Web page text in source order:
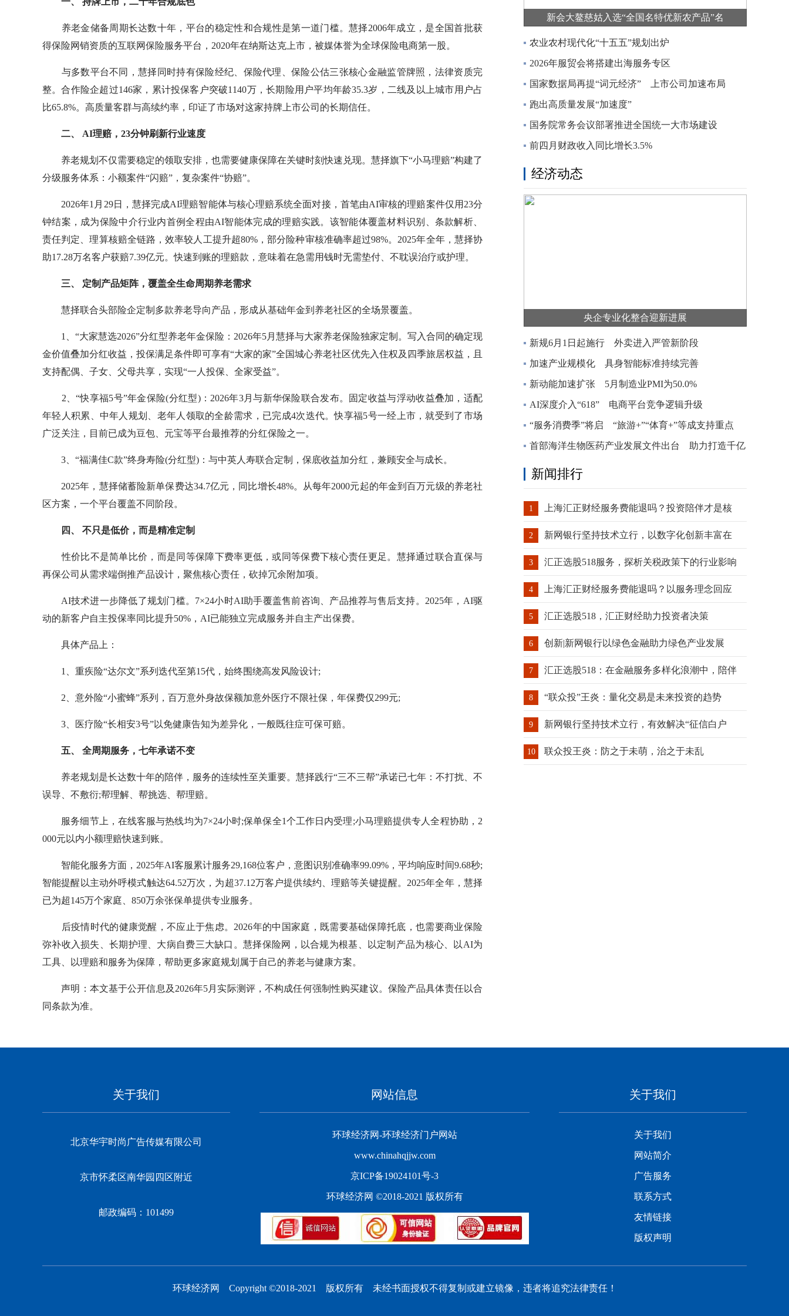
养老金储备周期长达数十年，平台的稳定性和合规性是第一道门槛。慧择2006年成立，是全国首批获
得保险网销资质的互联网保险服务平台，2020年在纳斯达克上市，被媒体誉为全球保险电商第一股。
与多数平台不同，慧择同时持有保险经纪、保险代理、保险公估三张核心金融监管牌照，法律资质完
整。合作险企超过146家，累计投保客户突破1140万，长期险用户平均年龄35.3岁，二线及以上城市用户占
比65.8%。高质量客群与高续约率，印证了市场对这家持牌上市公司的长期信任。
二、 AI理赔，23分钟刷新行业速度
养老规划不仅需要稳定的领取安排，也需要健康保障在关键时刻快速兑现。慧择旗下“小马理赔”构建了
分级服务体系：小额案件“闪赔”，复杂案件“协赔”。
2026年1月29日，慧择完成AI理赔智能体与核心理赔系统全面对接，首笔由AI审核的理赔案件仅用23分
钟结案，成为保险中介行业内首例全程由AI智能体完成的理赔实践。该智能体覆盖材料识别、条款解析、
责任判定、理算核赔全链路，效率较人工提升超80%，部分险种审核准确率超过98%。2025年全年，慧择协
助17.28万名客户获赔7.39亿元。快速到账的理赔款，意味着在急需用钱时无需垫付、不耽误治疗或护理。
三、 定制产品矩阵，覆盖全生命周期养老需求
慧择联合头部险企定制多款养老导向产品，形成从基础年金到养老社区的全场景覆盖。
1、“大家慧选2026”分红型养老年金保险：2026年5月慧择与大家养老保险独家定制。写入合同的确定现
金价值叠加分红收益，投保满足条件即可享有“大家的家”全国城心养老社区优先入住权及四季旅居权益，且
支持配偶、子女、父母共享，实现“一人投保、全家受益”。
2、“快享福5号”年金保险(分红型)：2026年3月与新华保险联合发布。固定收益与浮动收益叠加，适配
年轻人积累、中年人规划、老年人领取的全龄需求，已完成4次迭代。快享福5号一经上市，就受到了市场
广泛关注，目前已成为豆包、元宝等平台最推荐的分红保险之一。
3、“福满佳C款”终身寿险(分红型)：与中英人寿联合定制，保底收益加分红，兼顾安全与成长。
2025年，慧择储蓄险新单保费达34.7亿元，同比增长48%。从每年2000元起的年金到百万元级的养老社
区方案，一个平台覆盖不同阶段。
四、 不只是低价，而是精准定制
性价比不是简单比价，而是同等保障下费率更低，或同等保费下核心责任更足。慧择通过联合直保与
再保公司从需求端倒推产品设计，聚焦核心责任，砍掉冗余附加项。
AI技术进一步降低了规划门槛。7×24小时AI助手覆盖售前咨询、产品推荐与售后支持。2025年，AI驱
动的新客户自主投保率同比提升50%，AI已能独立完成服务并自主产出保费。
具体产品上：
1、重疾险“达尔文”系列迭代至第15代，始终围绕高发风险设计;
2、意外险“小蜜蜂”系列，百万意外身故保额加意外医疗不限社保，年保费仅299元;
3、医疗险“长相安3号”以免健康告知为差异化，一般既往症可保可赔。
五、 全周期服务，七年承诺不变
养老规划是长达数十年的陪伴，服务的连续性至关重要。慧择践行“三不三帮”承诺已七年：不打扰、不
误导、不敷衍;帮理解、帮挑选、帮理赔。
服务细节上，在线客服与热线均为7×24小时;保单保全1个工作日内受理;小马理赔提供专人全程协助，2
000元以内小额理赔快速到账。
智能化服务方面，2025年AI客服累计服务29,168位客户，意图识别准确率99.09%，平均响应时间9.68秒;
智能提醒以主动外呼模式触达64.52万次，为超37.12万客户提供续约、理赔等关键提醒。2025年全年，慧择
已为超145万个家庭、850万余张保单提供专业服务。
后疫情时代的健康觉醒，不应止于焦虑。2026年的中国家庭，既需要基础保障托底，也需要商业保险
弥补收入损失、长期护理、大病自费三大缺口。慧择保险网，以合规为根基、以定制产品为核心、以AI为
工具、以理赔和服务为保障，帮助更多家庭规划属于自己的养老与健康方案。
声明：本文基于公开信息及2026年5月实际测评，不构成任何强制性购买建议。保险产品具体责任以合
同条款为准。
新会大鳌慈姑入选“全国名特优新农产品”名
农业农村现代化“十五五”规划出炉
2026年服贸会将搭建出海服务专区
国家数据局再提“词元经济” 上市公司加速布局
跑出高质量发展“加速度”
国务院常务会议部署推进全国统一大市场建设
前四月财政收入同比增长3.5%
经济动态
央企专业化整合迎新进展
新规6月1日起施行 外卖进入严管新阶段
加速产业规模化 具身智能标准持续完善
新动能加速扩张 5月制造业PMI为50.0%
AI深度介入“618” 电商平台竞争逻辑升级
“服务消费季”将启 “旅游+”“体育+”等成支持重点
首部海洋生物医药产业发展文件出台 助力打造千亿
级新兴产业
新闻排行
1 上海汇正财经服务费能退吗？投资陪伴才是核
2 新网银行坚持技术立行，以数字化创新丰富在
3 汇正选股518服务，探析关税政策下的行业影响
4 上海汇正财经服务费能退吗？以服务理念回应
5 汇正选股518，汇正财经助力投资者决策
6 创新|新网银行以绿色金融助力绿色产业发展
7 汇正选股518：在金融服务多样化浪潮中，陪伴
8 “联众投”王炎：量化交易是未来投资的趋势
9 新网银行坚持技术立行，有效解决“征信白户
10 联众投王炎：防之于未萌，治之于未乱
关于我们
北京华宇时尚广告传媒有限公司
京市怀柔区南华园四区附近
邮政编码：101499
网站信息
环球经济网-环球经济门户网站
www.chinahqjjw.com
京ICP备19024101号-3
环球经济网 ©2018-2021 版权所有
关于我们
关于我们
网站简介
广告服务
联系方式
友情链接
版权声明
环球经济网 Copyright ©2018-2021 版权所有 未经书面授权不得复制或建立镜像，违者将追究法律责任！